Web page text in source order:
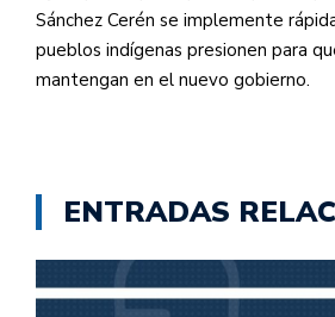
Sánchez Cerén se implemente
pueblos indígenas presionen para
mantengan en el nuevo gobierno.
ENTRADAS